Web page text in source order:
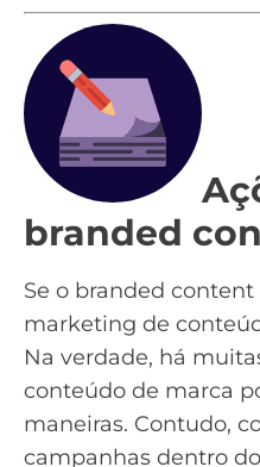
branded
Se o branded
marketing de
Na verdade, há
conteúdo de marca
maneiras. Contudo,
campanhas dentro